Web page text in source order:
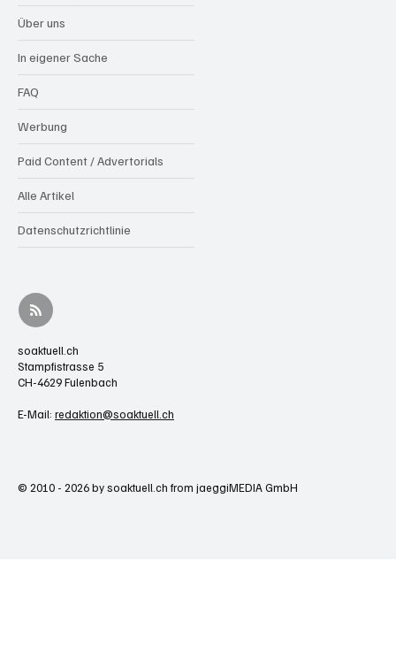
Über uns
In eigener Sache
FAQ
Werbung
Paid Content / Advertorials
Alle Artikel
Datenschutzrichtlinie
soaktuell.ch
Stampfistrasse 5
CH-4629 Fulenbach
E-Mail: redaktion@soaktuell.ch
© 2010 - 2026 by soaktuell.ch from jaeggiMEDIA GmbH